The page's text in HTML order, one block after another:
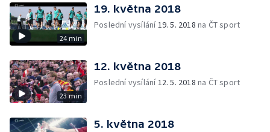
24 min
19. května 2018
Poslední vysílání19. 5. 2018 na ČT sport
23 min
12. května 2018
Poslední vysílání12. 5. 2018 na ČT sport
5. května 2018